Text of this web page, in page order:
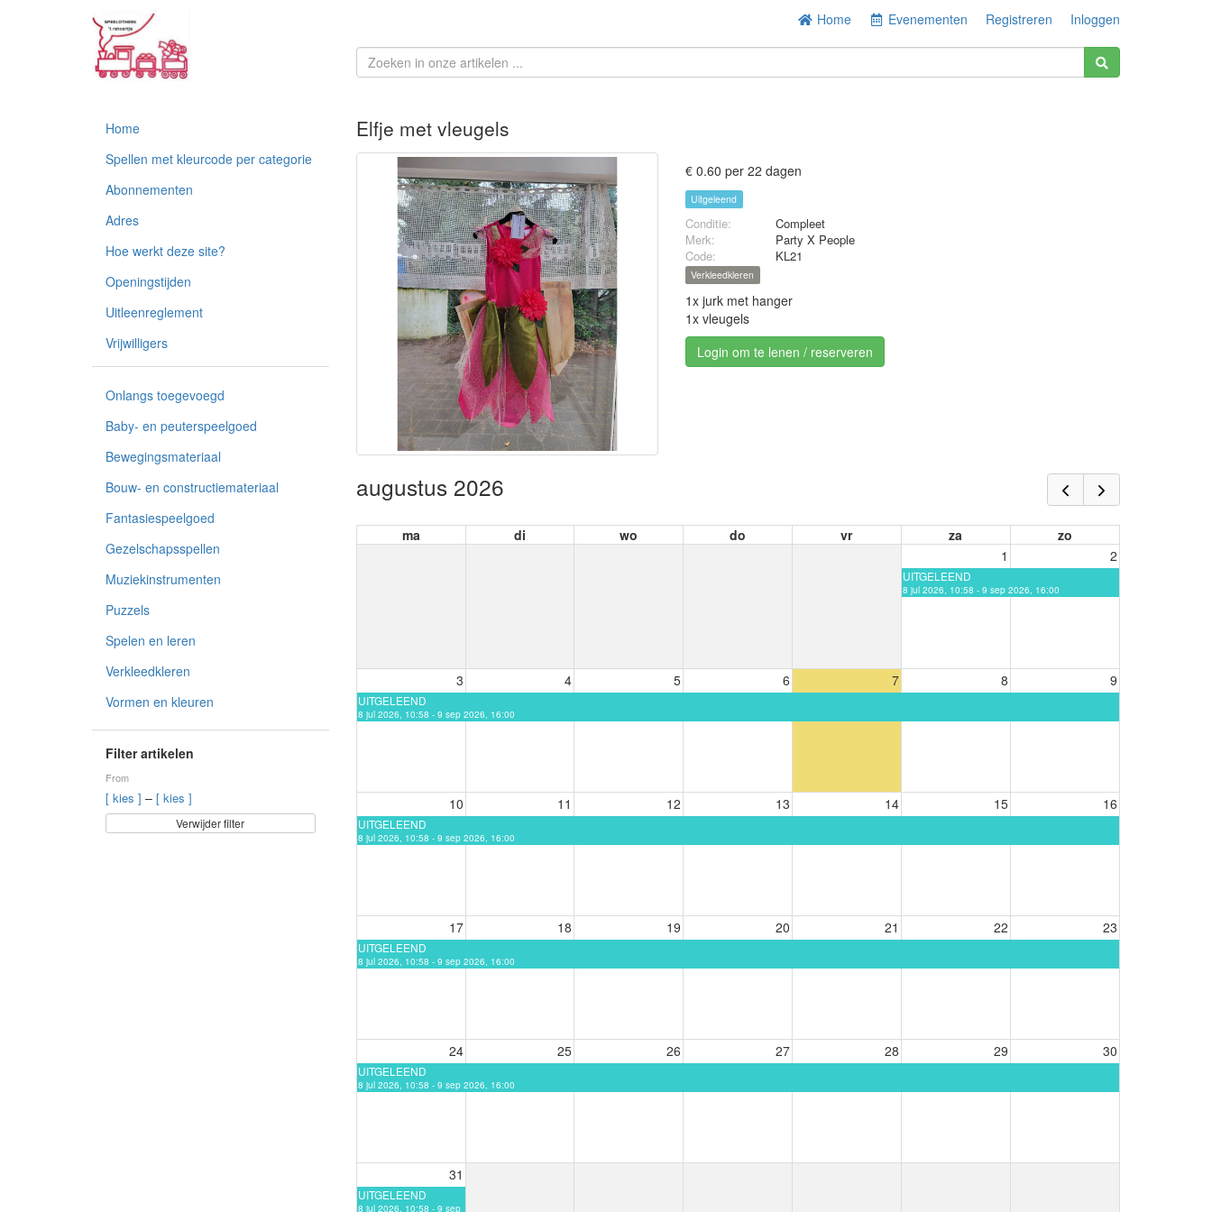
Home Evenementen Registreren Inloggen
Home
Spellen met kleurcode per categorie
Abonnementen
Adres
Hoe werkt deze site?
Openingstijden
Uitleenreglement
Vrijwilligers
Onlangs toegevoegd
Baby- en peuterspeelgoed
Bewegingsmateriaal
Bouw- en constructiemateriaal
Fantasiespeelgoed
Gezelschapsspellen
Muziekinstrumenten
Puzzels
Spelen en leren
Verkleedkleren
Vormen en kleuren
Filter artikelen
From
[ kies ] – [ kies ]
Verwijder filter
Elfje met vleugels
€ 0.60 per 22 dagen
Uitgeleend
Conditie:
Compleet
Merk:
Party X People
Code:
KL21
Verkleedkleren
1x jurk met hanger
1x vleugels
Login om te lenen / reserveren
augustus 2026
ma di wo do vr za
zo
1
2
UITGELEEND
8 jul 2026, 10:58 - 9 sep 2026, 16:00
3 4 5 6 7 8 9
UITGELEEND
8 jul 2026, 10:58 - 9 sep 2026, 16:00
10 11 12 13 14 15 16
UITGELEEND
8 jul 2026, 10:58 - 9 sep 2026, 16:00
17 18 19 20 21 22 23
UITGELEEND
8 jul 2026, 10:58 - 9 sep 2026, 16:00
24 25 26 27 28 29 30
UITGELEEND
8 jul 2026, 10:58 - 9 sep 2026, 16:00
31
UITGELEEND
8 jul 2026, 10:58 - 9 sep